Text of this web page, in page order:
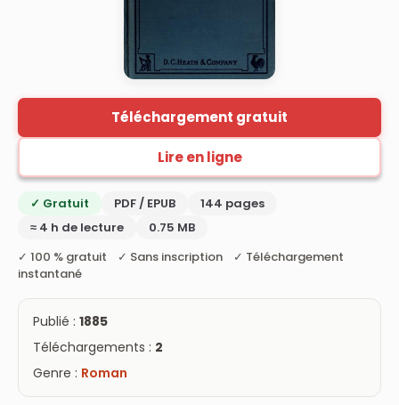
Téléchargement gratuit
Lire en ligne
✓ Gratuit PDF / EPUB
144 pages
≈ 4 h de lecture
0.75 MB
✓ 100 % gratuit ✓ Sans inscription ✓ Téléchargement
instantané
Publié : 1885
Téléchargements : 2
Genre : Roman